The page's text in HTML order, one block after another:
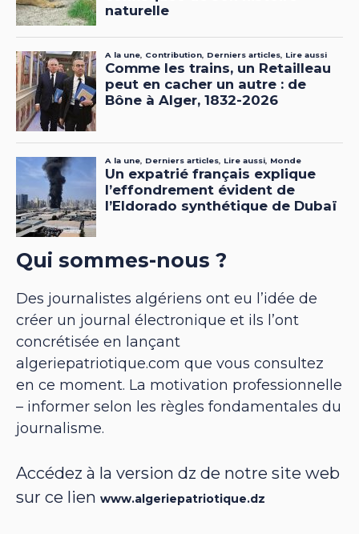
Qui sommes-nous ?
Des journalistes algériens ont eu l’idée de
créer un journal électronique et ils l’ont
concrétisée en lançant
algeriepatriotique.com que vous consultez
en ce moment. La motivation professionnelle
– informer selon les règles fondamentales du
journalisme.
Accédez à la version dz de notre site web
sur ce lien www.algeriepatriotique.dz